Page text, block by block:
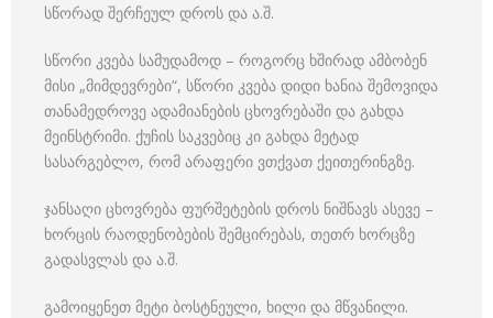
სწორად შერჩეულ დროს და ა.შ.
სწორი კვება სამუდამოდ – როგორც ხშირად ამბობენ
მისი „მიმდევრები“, სწორი კვება დიდი ხანია შემოვიდა
თანამედროვე ადამიანების ცხოვრებაში და გახდა
მეინსტრიმი. ქუჩის საკვებიც კი გახდა მეტად
სასარგებლო, რომ არაფერი ვთქვათ ქეითერინგზე.
ჯანსაღი ცხოვრება ფურშეტების დროს ნიშნავს ასევე –
ხორცის რაოდენობების შემცირებას, თეთრ ხორცზე
გადასვლას და ა.შ.
გამოიყენეთ მეტი ბოსტნეული, ხილი და მწვანილი.